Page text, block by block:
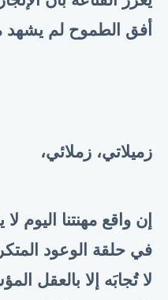
أفق الطموح لم يشهد
زميلاتي، زملائي،
إن واقع مهنتنا اليوم
في حلقة الوعود
لا تُجابَه إلا بالعقل